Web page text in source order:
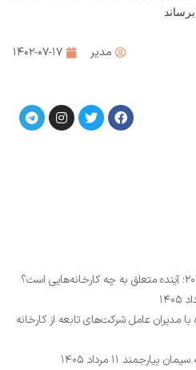
مدیر ۱۴۰۲-۰۷-۱۷
صنعت سیمان ایران در افق ۲۰۴۰؛ آینده متعلق به چه کارخانه‌هایی است؟
مدیران عامل شرکت‌های تابعه از کارخانه
بیارجمند ۱۱ مرداد ۱۴۰۵